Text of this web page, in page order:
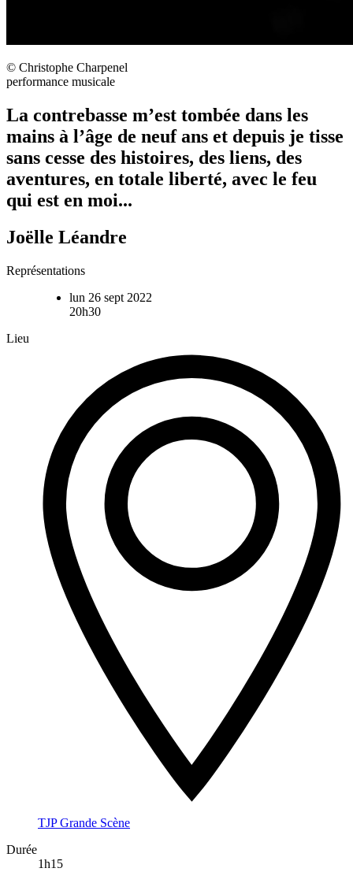
© Christophe Charpenel
performance musicale
La contrebasse m’est tombée dans les
mains à l’âge de neuf ans et depuis je tisse
sans cesse des histoires, des liens, des
aventures, en totale liberté, avec le feu
qui est en moi...
Joëlle Léandre
Représentations
lun 26 sept 2022
20h30
Lieu
TJP Grande Scène
Durée
1h15